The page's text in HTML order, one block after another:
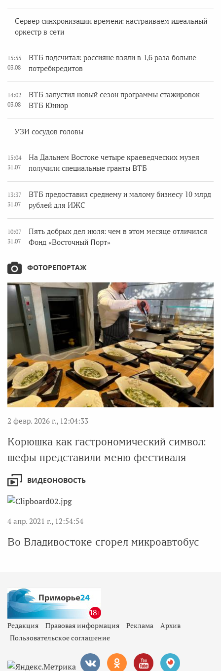
Сервер синхронизации времени: настраиваем идеальный
оркестр в сети
15:55
03.08
ВТБ подсчитал: россияне взяли в 1,6 раза больше
потребкредитов
14:02
03.08
ВТБ запустил новый сезон программы стажировок
ВТБ Юниор
УЗИ сосудов головы
15:04
31.07
На Дальнем Востоке четыре краеведческих музея
получили специальные гранты ВТБ
13:37
31.07
ВТБ предоставил среднему и малому бизнесу 10 млрд
рублей для ИЖС
10:07
31.07
Пять добрых дел июля: чем в этом месяце отличился
Фонд «Восточный Порт»
ФОТОРЕПОРТАЖ
2 февр. 2026 г., 12:04:33
Корюшка как гастрономический символ:
шефы представили меню фестиваля
ВИДЕОНОВОСТЬ
4 апр. 2021 г., 12:54:54
Во Владивостоке сгорел микроавтобус
Редакция Правовая информация Реклама
Архив
Пользовательское соглашение